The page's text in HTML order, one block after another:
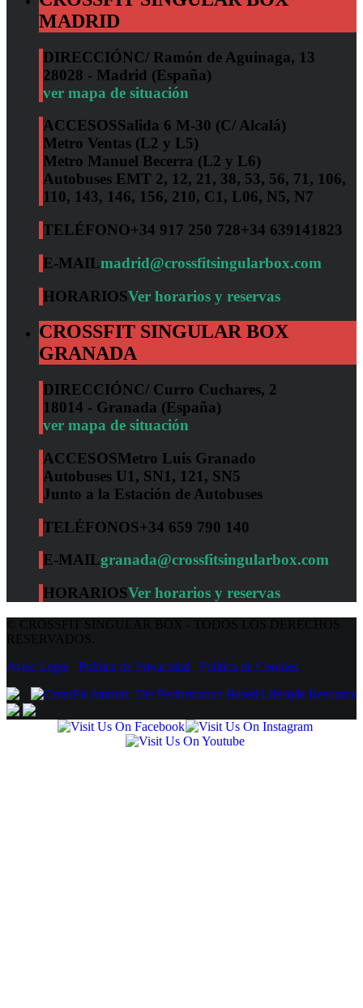
MADRID
DIRECCIÓNC/ Ramón de Aguinaga, 13
28028 - Madrid (España)
ver mapa de situación
ACCESOSSalida 6 M-30 (C/ Alcalá)
Metro Ventas (L2 y L5)
Metro Manuel Becerra (L2 y L6)
Autobuses EMT 2, 12, 21, 38, 53, 56, 71, 106,
110, 143, 146, 156, 210, C1, L06, N5, N7
TELÉFONO+34 917 250 728+34 639141823
E-MAILmadrid@crossfitsingularbox.com
HORARIOSVer horarios y reservas
CROSSFIT SINGULAR BOX
GRANADA
DIRECCIÓNC/ Curro Cuchares, 2
18014 - Granada (España)
ver mapa de situación
ACCESOSMetro Luis Granado
Autobuses U1, SN1, 121, SN5
Junto a la Estación de Autobuses
TELÉFONOS+34 659 790 140
E-MAILgranada@crossfitsingularbox.com
HORARIOSVer horarios y reservas
Aviso Legal
Política de Privacidad Política de Cookies